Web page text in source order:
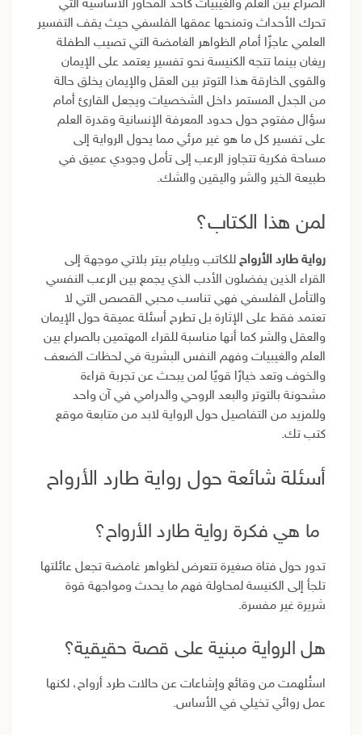
الصراع بين العلم والغيبيات كأحد المحاور الأساسية التي
تحرك الأحداث وتمنحها عمقها الفلسفي حيث يقف التفسير
العلمي عاجزًا أمام الظواهر الغامضة التي تصيب الطفلة
ريغان بينما تتجه الكنيسة نحو تفسير يعتمد على الإيمان
والقوى الخارقة هذا التوتر بين العقل والإيمان يخلق حالة
من الجدل المستمر داخل الشخصيات ويجعل القارئ أمام
سؤال مفتوح حول حدود المعرفة الإنسانية وقدرة العلم
على تفسير كل ما هو غير مرئي مما يحول الرواية إلى
مساحة فكرية تتجاوز الرعب إلى تأمل وجودي عميق في
طبيعة الخير والشر واليقين والشك.
لمن هذا الكتاب؟
رواية طارد الأرواح للكاتب ويليام بيتر بلاتي موجهة إلى
القراء الذين يفضلون الأدب الذي يجمع بين الرعب النفسي
والتأمل الفلسفي فهي تناسب محبي القصص التي لا
تعتمد فقط على الإثارة بل تطرح أسئلة عميقة حول الإيمان
والعقل والشر كما أنها مناسبة للقراء المهتمين بالصراع بين
العلم والغيبيات وفهم النفس البشرية في لحظات الضعف
والخوف وتعد خيارًا قويًا لمن يبحث عن تجربة قراءة
مشحونة بالتوتر والبعد الروحي والدرامي في آن واحد
وللمزيد من التفاصيل حول الرواية لابد من متابعة موقع
كتب تك.
أسئلة شائعة حول رواية طارد الأرواح
ما هي فكرة رواية طارد الأرواح؟
تدور حول فتاة صغيرة تتعرض لظواهر غامضة تجعل عائلتها
تلجأ إلى الكنيسة لمحاولة فهم ما يحدث ومواجهة قوة
شريرة غير مفسرة.
هل الرواية مبنية على قصة حقيقية؟
استُلهمت من وقائع وإشاعات عن حالات طرد أرواح، لكنها
عمل روائي تخيلي في الأساس.